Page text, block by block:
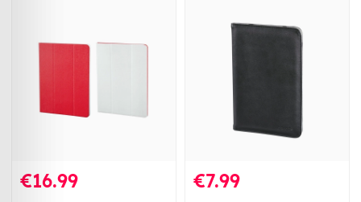
€16.99 €7.99